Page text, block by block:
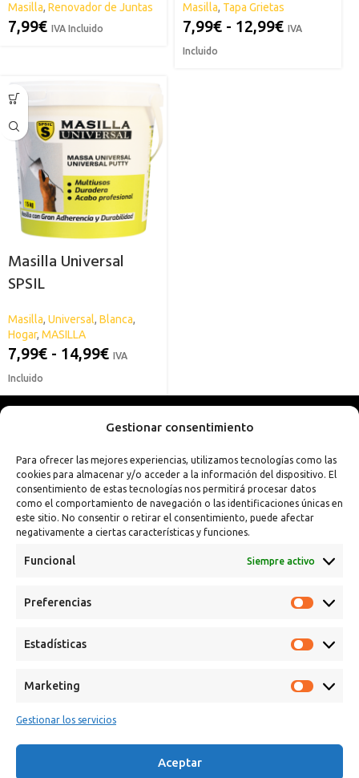
Gestionar consentimiento
Para ofrecer las mejores experiencias, utilizamos tecnologías como las
cookies para almacenar y/o acceder a la información del dispositivo. El
consentimiento de estas tecnologías nos permitirá procesar datos
como el comportamiento de navegación o las identificaciones únicas en
este sitio. No consentir o retirar el consentimiento, puede afectar
negativamente a ciertas características y funciones.
Funcional Siempre activo
Preferencias
Estadísticas
Marketing
Gestionar los servicios
Aceptar
Masilla, Renovador de Juntas
7,99€ IVA Incluido
Masilla, Tapa Grietas
7,99€ - 12,99€ IVA
Incluido
Masilla Universal
SPSIL
Masilla, Universal, Blanca,
Hogar, MASILLA
7,99€ - 14,99€ IVA
Incluido